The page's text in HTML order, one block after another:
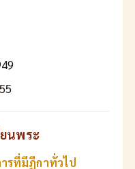
ยนพระ
รที่มีฏีกาทั่วไป